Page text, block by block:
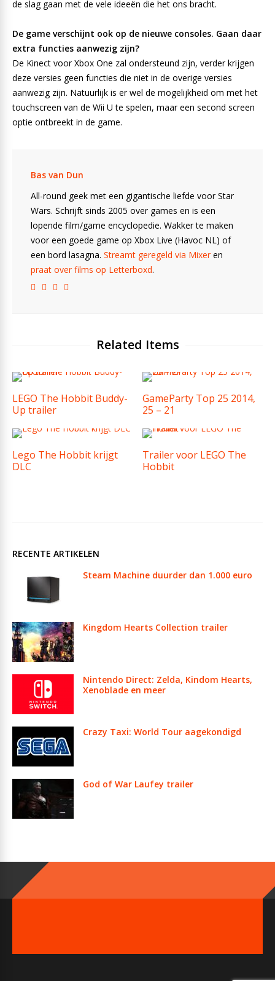
de slag gaan met de vele ideeën die het ons bracht.
De game verschijnt ook op de nieuwe consoles. Gaan daar
extra functies aanwezig zijn?
De Kinect voor Xbox One zal ondersteund zijn, verder krijgen
deze versies geen functies die niet in de overige versies
aanwezig zijn. Natuurlijk is er wel de mogelijkheid om met het
touchscreen van de Wii U te spelen, maar een second screen
optie ontbreekt in de game.
Bas van Dun
All-round geek met een gigantische liefde voor Star
Wars. Schrijft sinds 2005 over games en is een
lopende film/game encyclopedie. Wakker te maken
voor een goede game op Xbox Live (Havoc NL) of
een bord lasagna. Streamt geregeld via Mixeren
praat over films op Letterboxd.
Related Items
LEGO The Hobbit Buddy-
Up trailer
GameParty Top 25 2014,
25 – 21
Lego The Hobbit krijgt
DLC
Trailer voor LEGO The
Hobbit
RECENTE ARTIKELEN
Steam Machine duurder dan 1.000 euro
Kingdom Hearts Collection trailer
Nintendo Direct: Zelda, Kindom Hearts,
Xenoblade en meer
Crazy Taxi: World Tour aagekondigd
God of War Laufey trailer